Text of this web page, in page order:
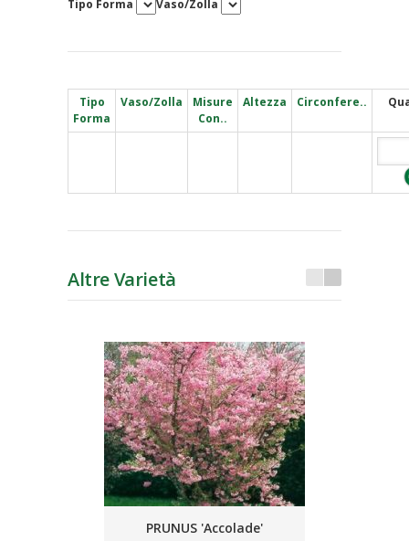
Tipo Forma
Vaso/Zolla
Tipo
Forma
Vaso/Zolla
Misure
Con..
Altezza Circonfere..
Altre Varietà
PRUNUS 'Accolade'